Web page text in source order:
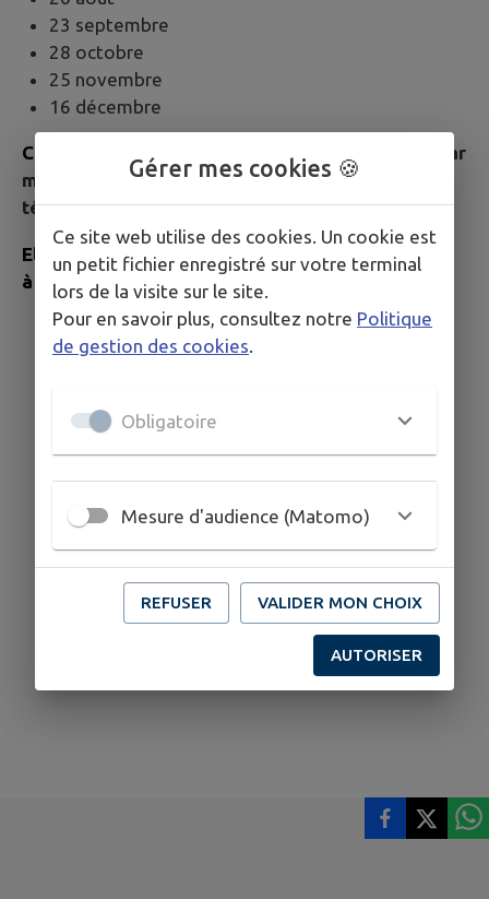
23 septembre
28 octobre
25 novembre
16 décembre
Ces permanences sont SUR RENDEZ-VOUS pris
par
mail à
urbanisme@melloisenpoitou.frou par
téléphone au05 49 29 83 93
Elles se déroulent au 9 avenue de l’Hôtel de Ville
à Chef-Boutonne.
Gérer mes cookies 🍪
Ce site web utilise des cookies. Un cookie est
un petit fichier enregistré sur votre terminal
lors de la visite sur le site.
Pour en savoir plus, consultez notre Politique
de gestion des cookies.
Obligatoire
Mesure d'audience (Matomo)
REFUSER VALIDER MON CHOIX
AUTORISER